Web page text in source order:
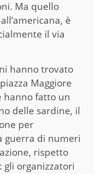
Ma quello
è
il via
hanno trovato
Maggiore
hanno fatto un
delle sardine, il
per
guerra di numeri
rispetto
gli organizzatori